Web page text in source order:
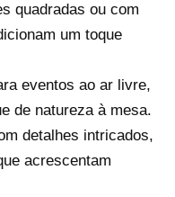
quadradas ou com
um toque
eventos ao ar livre,
de natureza à mesa.
detalhes intricados,
acrescentam